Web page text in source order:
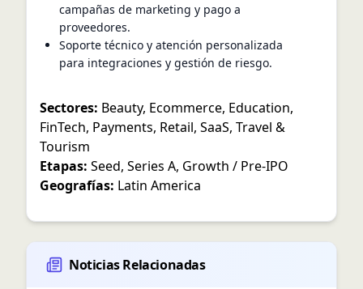
campañas de marketing y pago a
proveedores.
Soporte técnico y atención personalizada
para integraciones y gestión de riesgo.
Sectores: Beauty, Ecommerce, Education,
FinTech, Payments, Retail, SaaS, Travel &
Tourism
Etapas: Seed, Series A, Growth / Pre-IPO
Geografías: Latin America
Noticias Relacionadas